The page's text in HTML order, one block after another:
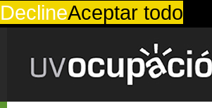
DeclineAceptar todo